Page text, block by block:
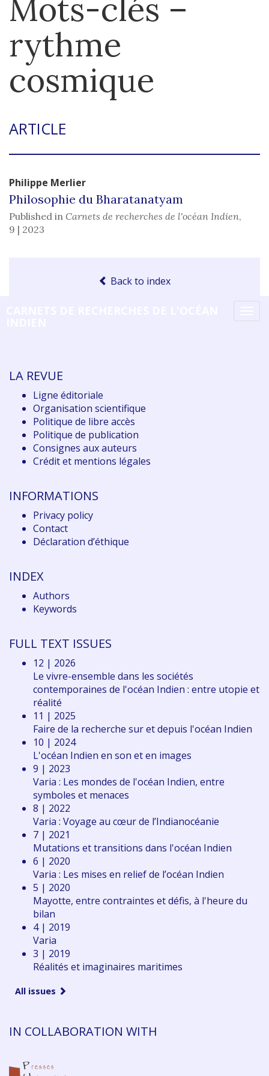
Mots-clés –
rythme
cosmique
ARTICLE
Philippe Merlier
Philosophie du Bharatanatyam
Published in Carnets de recherches de l'océan Indien,
9 | 2023
Back to index
LA REVUE
Ligne éditoriale
Organisation scientifique
Politique de libre accès
Politique de publication
Consignes aux auteurs
Crédit et mentions légales
INFORMATIONS
Privacy policy
Contact
Déclaration d’éthique
INDEX
Authors
Keywords
FULL TEXT ISSUES
12 | 2026
Le vivre-ensemble dans les sociétés
contemporaines de l'océan Indien : entre utopie et
réalité
11 | 2025
Faire de la recherche sur et depuis l'océan Indien
10 | 2024
L'océan Indien en son et en images
9 | 2023
Varia : Les mondes de l'océan Indien, entre
symboles et menaces
8 | 2022
Varia : Voyage au cœur de l’Indianocéanie
7 | 2021
Mutations et transitions dans l'océan Indien
6 | 2020
Varia : Les mises en relief de l’océan Indien
5 | 2020
Mayotte, entre contraintes et défis, à l'heure du
bilan
4 | 2019
Varia
3 | 2019
Réalités et imaginaires maritimes
All issues
IN COLLABORATION WITH